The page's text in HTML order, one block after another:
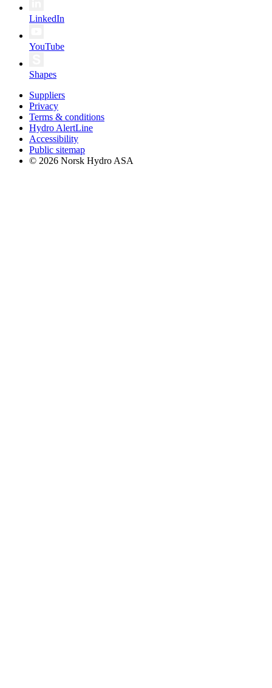
LinkedIn
YouTube
Shapes
Suppliers
Privacy
Terms & conditions
Hydro AlertLine
Accessibility
Public sitemap
© 2026 Norsk Hydro ASA